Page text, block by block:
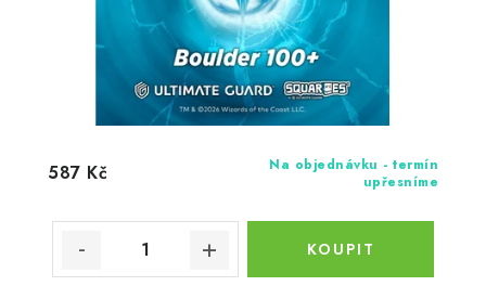
Na objednávku - termín
upřesníme
587 Kč